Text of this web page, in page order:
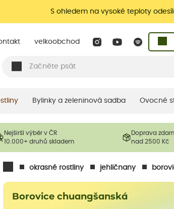
S ohledem na vysoké teploty
velkoobchod
Bylinky a zeleninová sadba Ovocné
Nejširší výběr v ČR
10.000+ druhů skladem
Doprava
nad 2500 Kč
okrasné rostliny jehličnany
Borovice chuangšanská